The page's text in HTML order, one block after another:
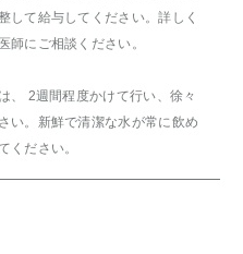
して給与してください。詳しく
師にご相談ください。
、 2週間程度かけて行い、徐々
い。新鮮で清潔な水が常に飲め
ください。